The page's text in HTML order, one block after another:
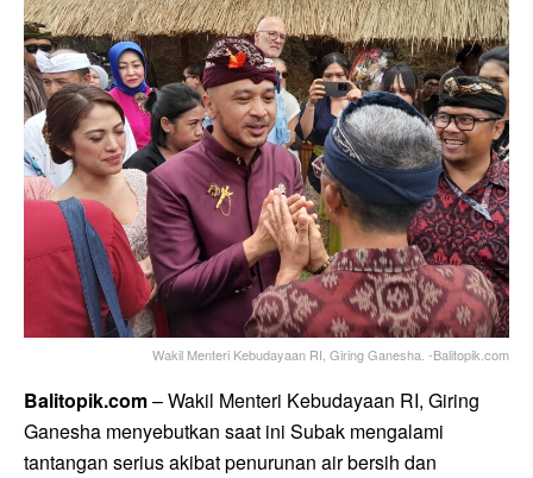
Wakil Menteri Kebudayaan RI, Giring Ganesha. -Balitopik.com
Balitopik.com– Wakil Menteri Kebudayaan RI, Giring
Ganesha menyebutkan saat ini Subak mengalami
tantangan serius akibat penurunan air bersih dan